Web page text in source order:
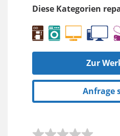
Diese Kategorien
Zur
Anfrage